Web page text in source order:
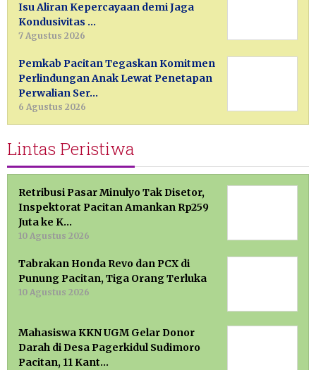
Isu Aliran Kepercayaan demi Jaga
Kondusivitas …
7 Agustus 2026
Pemkab Pacitan Tegaskan Komitmen
Perlindungan Anak Lewat Penetapan
Perwalian Ser…
6 Agustus 2026
Lintas Peristiwa
Retribusi Pasar Minulyo Tak Disetor,
Inspektorat Pacitan Amankan Rp259
Juta ke K…
10 Agustus 2026
Tabrakan Honda Revo dan PCX di
Punung Pacitan, Tiga Orang Terluka
10 Agustus 2026
Mahasiswa KKN UGM Gelar Donor
Darah di Desa Pagerkidul Sudimoro
Pacitan, 11 Kant…